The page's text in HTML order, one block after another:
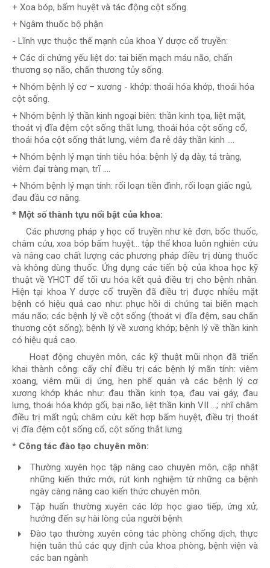
+ Xoa bóp, bấm huyệt và tác động cột sống.
+ Ngâm thuốc bộ phận
- Lĩnh vực thuộc thế mạnh của khoa Y dược cổ truyền:
+ Các di chứng yếu liệt do: tai biến mạch máu não, chấn
thương sọ não, chấn thương tủy sống.
+ Nhóm bệnh lý cơ – xương - khớp: thoái hóa khớp, thoái hóa
cột sống.
+ Nhóm bệnh lý thần kinh ngoại biên: thần kinh tọa, liệt mặt,
thoát vị đĩa đệm cột sống thắt lưng, thoái hóa cột sống cổ,
thoái hóa cột sống thắt lưng, viêm đa rễ dây thần kinh ….
+ Nhóm bệnh lý mạn tính tiêu hóa: bệnh lý dạ dày, tá tràng,
viêm đại tràng mạn, trĩ ….
+ Nhóm bệnh lý mạn tính: rối loạn tiền đình, rối loạn giấc ngủ,
đau đầu cơ năng.
* Một số thành tựu nổi bật của khoa:
Các phương pháp y học cổ truyền như kê đơn, bốc thuốc,
châm cứu, xoa bóp bấm huyệt... tập thể khoa luôn nghiên cứu
và nâng cao chất lượng các phương pháp điều trị dùng thuốc
và không dùng thuốc. Ứng dụng các tiến bộ của khoa học kỹ
thuật về YHCT để tối ưu hóa kết quả điều trị cho bệnh nhân.
Hiện tại khoa Y dược cổ truyền đã điều trị được nhiều mặt
bệnh có hiệu quả cao như: phục hồi di chứng tai biến mạch
máu não; các bệnh lý về cột sống (thoát vị đĩa đệm, sau chấn
thương cột sống); bệnh lý về xương khớp; bệnh lý về thần kinh
có hiệu quả cao.
Hoạt động chuyên môn, các kỹ thuật mũi nhọn đã triển
khai thành công: cấy chỉ điều trị các bệnh lý mãn tính: viêm
xoang, viêm mũi dị ứng, hen phế quản và các bệnh lý cơ
xương khớp khác như: đau thần kinh tọa, đau vai gáy, đau
lưng, thoái hóa khớp gối, bại não, liệt thần kinh VII …; nhĩ châm
điều trị mất ngủ; châm cứu kết hợp bấm huyệt, điều trị thoát
vị đĩa đệm cột sống cổ, cột sống thắt lưng.
* Công tác đào tạo chuyên môn:
Thường xuyên học tập nâng cao chuyên môn, cập nhật
những kiến thức mới, rút kinh nghiệm từ những ca bệnh
ngày càng nâng cao kiến thức chuyên môn.
Tập huấn thường xuyên các lớp học giao tiếp, ứng xử,
hướng đến sự hài lòng của người bệnh.
Đào tạo thường xuyên công tác phòng chống dịch, thực
hiện tuân thủ các quy định của khoa phòng, bệnh viện và
các ban ngành